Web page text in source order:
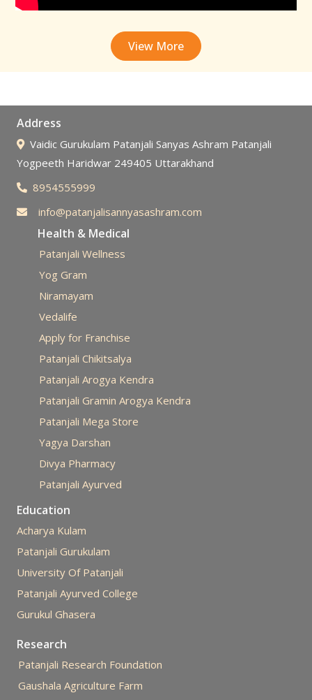
View More
Address
Vaidic Gurukulam Patanjali Sanyas Ashram Patanjali
Yogpeeth Haridwar 249405 Uttarakhand
8954555999
info@patanjalisannyasashram.com
Health & Medical
Patanjali Wellness
Yog Gram
Niramayam
Vedalife
Apply for Franchise
Patanjali Chikitsalya
Patanjali Arogya Kendra
Patanjali Gramin Arogya Kendra
Patanjali Mega Store
Yagya Darshan
Divya Pharmacy
Patanjali Ayurved
Education
Acharya Kulam
Patanjali Gurukulam
University Of Patanjali
Patanjali Ayurved College
Gurukul Ghasera
Research
Patanjali Research Foundation
Gaushala Agriculture Farm